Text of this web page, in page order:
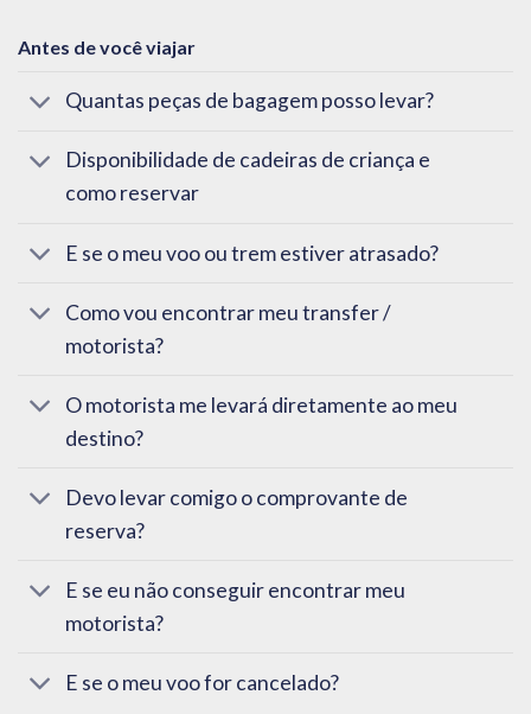
Antes de você viajar
Quantas peças de bagagem posso levar?
Disponibilidade de cadeiras de criança e
como reservar
E se o meu voo ou trem estiver atrasado?
Como vou encontrar meu transfer /
motorista?
O motorista me levará diretamente ao meu
destino?
Devo levar comigo o comprovante de
reserva?
E se eu não conseguir encontrar meu
motorista?
E se o meu voo for cancelado?